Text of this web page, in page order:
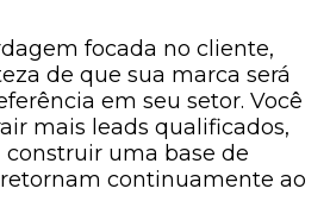
focada no cliente,
de que sua marca será
em seu setor. Você
mais leads qualificados,
uma base de
continuamente ao